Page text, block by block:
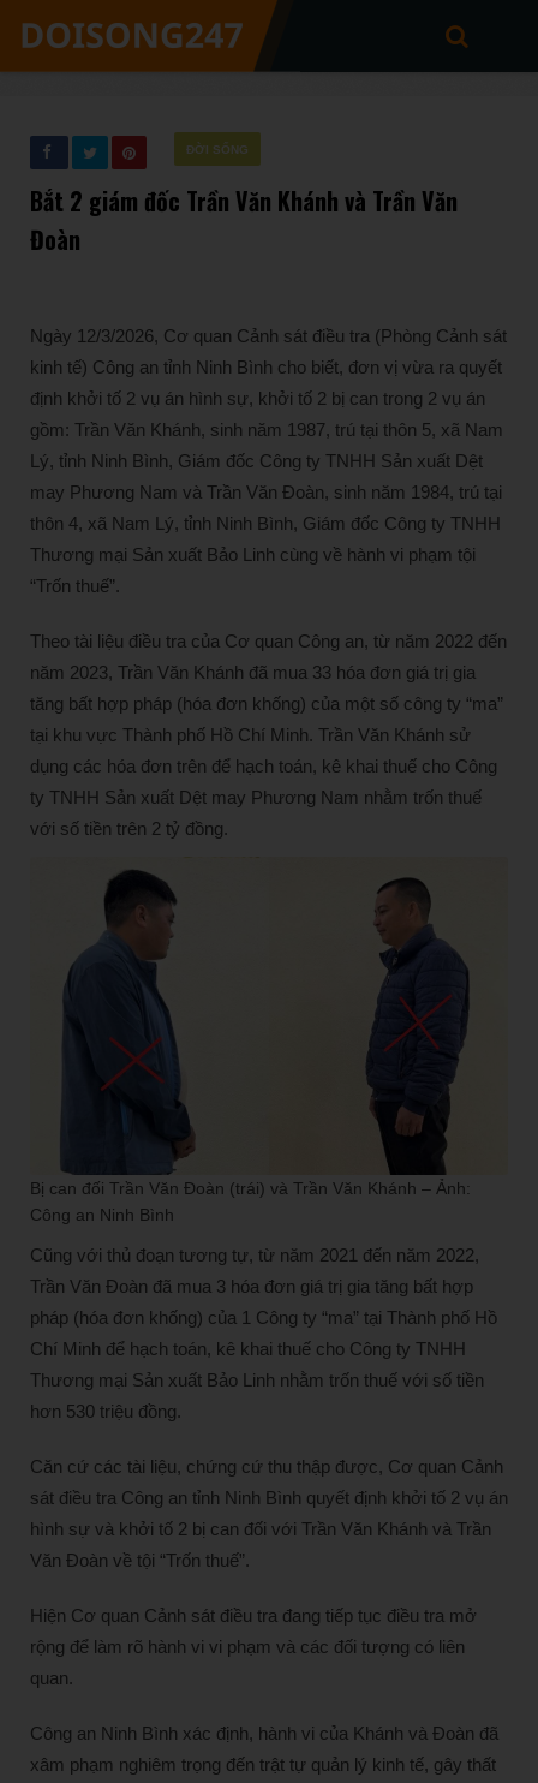
ĐỜI SỐNG
Bắt 2 giám đốc Trần Văn Khánh và Trần Văn
Đoàn
Ngày 12/3/2026, Cơ quan Cảnh sát điều tra (Phòng Cảnh sát
kinh tế) Công an tỉnh Ninh Bình cho biết, đơn vị vừa ra quyết
định khởi tố 2 vụ án hình sự, khởi tố 2 bị can trong 2 vụ án
gồm: Trần Văn Khánh, sinh năm 1987, trú tại thôn 5, xã Nam
Lý, tỉnh Ninh Bình, Giám đốc Công ty TNHH Sản xuất Dệt
may Phương Nam và Trần Văn Đoàn, sinh năm 1984, trú tại
thôn 4, xã Nam Lý, tỉnh Ninh Bình, Giám đốc Công ty TNHH
Thương mại Sản xuất Bảo Linh cùng về hành vi phạm tội
“Trốn thuế”.
Theo tài liệu điều tra của Cơ quan Công an, từ năm 2022 đến
năm 2023, Trần Văn Khánh đã mua 33 hóa đơn giá trị gia
tăng bất hợp pháp (hóa đơn khống) của một số công ty “ma”
tại khu vực Thành phố Hồ Chí Minh. Trần Văn Khánh sử
dụng các hóa đơn trên để hạch toán, kê khai thuế cho Công
ty TNHH Sản xuất Dệt may Phương Nam nhằm trốn thuế
với số tiền trên 2 tỷ đồng.
Bị can đối Trần Văn Đoàn (trái) và Trần Văn Khánh – Ảnh:
Công an Ninh Bình
Cũng với thủ đoạn tương tự, từ năm 2021 đến năm 2022,
Trần Văn Đoàn đã mua 3 hóa đơn giá trị gia tăng bất hợp
pháp (hóa đơn khống) của 1 Công ty “ma” tại Thành phố Hồ
Chí Minh để hạch toán, kê khai thuế cho Công ty TNHH
Thương mại Sản xuất Bảo Linh nhằm trốn thuế với số tiền
hơn 530 triệu đồng.
Căn cứ các tài liệu, chứng cứ thu thập được, Cơ quan Cảnh
sát điều tra Công an tỉnh Ninh Bình quyết định khởi tố 2 vụ án
hình sự và khởi tố 2 bị can đối với Trần Văn Khánh và Trần
Văn Đoàn về tội “Trốn thuế”.
Hiện Cơ quan Cảnh sát điều tra đang tiếp tục điều tra mở
rộng để làm rõ hành vi vi phạm và các đối tượng có liên
quan.
Công an Ninh Bình xác định, hành vi của Khánh và Đoàn đã
xâm phạm nghiêm trọng đến trật tự quản lý kinh tế, gây thất